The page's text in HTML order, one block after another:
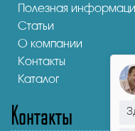
Полезная
Статьи
О компании
Контакты
Каталог
Контакты